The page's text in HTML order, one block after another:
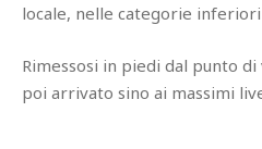
locale, nelle categorie
Rimessosi in piedi dal punto
poi arrivato sino ai massimi